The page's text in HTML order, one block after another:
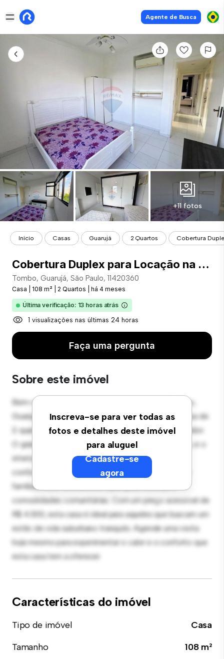
Agente de Busca
+11 fotos
Início Casas Guarujá 2 Quartos Cobertura
Cobertura Duplex para Locação na praia do Tombo, Guarujá, SP
Tombo, Guarujá, São Paulo, 11420360
Casa 108 m² 2 Quartos há 4 meses
Última verificação: 13 horas atrás
1 visualizações nas últimas 24 horas
Faça uma pergunta
Sobre este imóvel
Inscreva-se para ver todas as
fotos e detalhes deste imóvel
para aluguel
Cadastre-se
agora
Bem-vindo ao seu novo oásis suburbano em Tombo,
Guarujá, São Paulo, 11420360! Esta encantadora casa de
2 quartos oferece um ambiente espaçoso e acolhedor.
O grande quintal é perfeito para reuniões ao ar livre, e o
interior aconchegante proporciona um retiro
confortável. Localizada em um bairro amigável para
famílias, você terá acesso a parques, escolas e
comodidades comunitárias. Com um preço acessível de
R$ 4.300, esta casa é ideal para aqueles que buscam um
estilo de vida suburbano tranquilo. Agende uma visita
hoje mesmo para experimentar o calor e o conforto que
esta casa tem a oferecer.
Características do imóvel
Tipo de imóvel
Casa
Tamanho
108 m²